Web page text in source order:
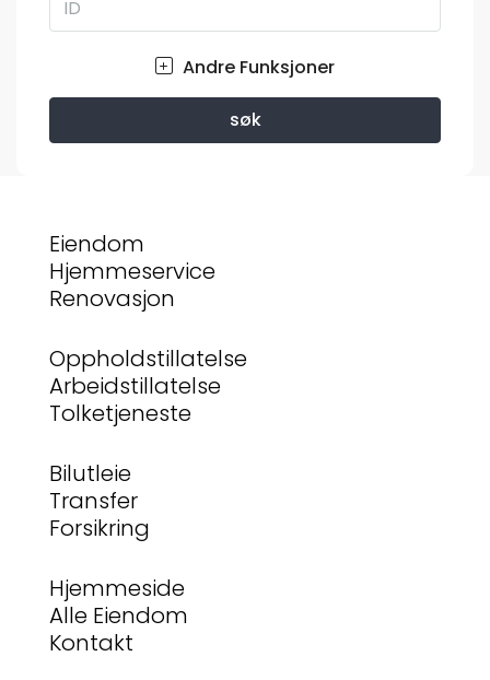
Andre Funksjoner
søk
Eiendom
Hjemmeservice
Renovasjon
Oppholdstillatelse
Arbeidstillatelse
Tolketjeneste
Bilutleie
Transfer
Forsikring
Hjemmeside
Alle Eiendom
Kontakt